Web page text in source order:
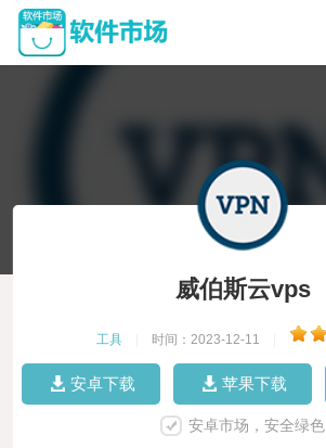
威伯斯云vps
工具 时间：2023-12-11
安卓下载 苹果下载
安卓市场，安全绿色